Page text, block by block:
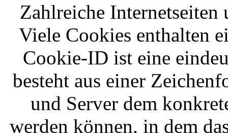
Zahlreiche Internetseiten
Viele Cookies enthalten
Cookie-ID ist eine
besteht aus einer
und Server dem
werden können, in dem